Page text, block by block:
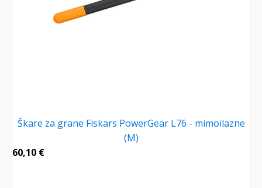
Škare za grane Fiskars PowerGear L76 - mimoilazne
(M)
60,10 €